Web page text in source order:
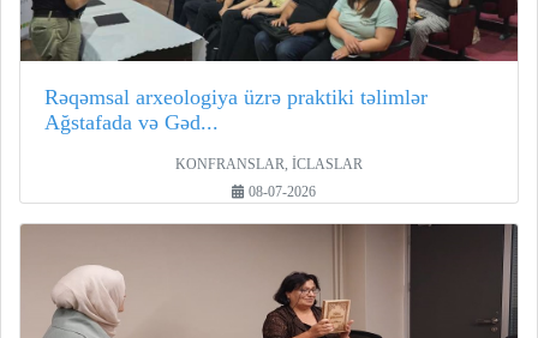
Rəqəmsal arxeologiya üzrə praktiki təlimlər
Ağstafada və Gəd...
KONFRANSLAR, İCLASLAR
08-07-2026